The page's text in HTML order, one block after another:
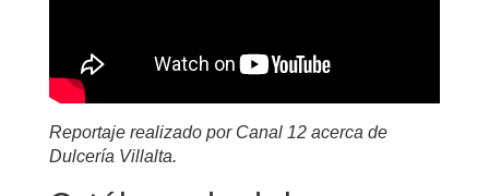
Reportaje realizado por Canal 12 acerca de
Dulcería Villalta.